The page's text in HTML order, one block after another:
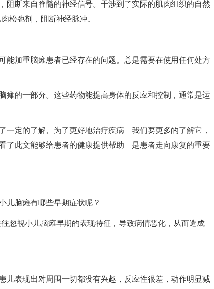
阻断来自脊髓的神经信号。干涉到了实际的肌肉组织的自然
松弛剂，阻断神经脉冲。
加重脑瘫患者已经存在的问题。总是需要在使用任何处方
的一部分。这些药物能提高身体的反应和控制，通常是运
定的了解。为了更好地治疗疾病，我们要更多的了解它，
了此文能够给患者的健康提供帮助，是患者走向康复的重要
脑瘫有哪些早期症状呢？
视小儿脑瘫早期的表现特征，导致病情恶化，从而造成
表现出对周围一切都没有兴趣，反应性很差，动作明显减